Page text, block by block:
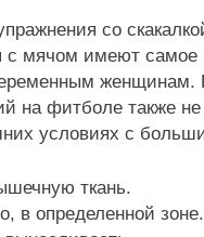
со
с мячом имеют
женщинам.
на фитболе также
условиях с
ткань.
в определенной зоне.